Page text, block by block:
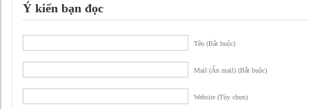
Ý kiến bạn đọc
Tên (Bắt buộc)
Mail (Ẩn mail) (Bắt buộc)
Website (Tùy chọn)